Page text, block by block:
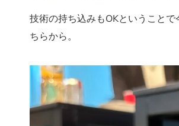
技術の持ち込みもOKということ
ちらから。